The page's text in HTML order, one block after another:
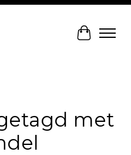
met